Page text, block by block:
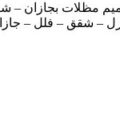
بجازان –
– شقق – فلل –